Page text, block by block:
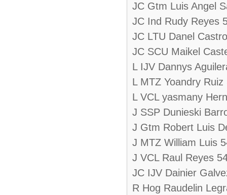
JC Gtm Luis Angel
JC Ind Rudy Reyes
JC LTU Danel
JC SCU Maikel
L IJV Dannys
L MTZ Yoandry Ruiz
L VCL yasmany
J SSP Dunieski
J Gtm Robert Luis
J MTZ William Luis
J VCL Raul Reyes
JC IJV Dainier
R Hog Raudelin